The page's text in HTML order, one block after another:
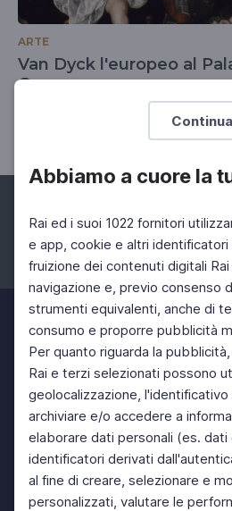
Abbiamo a cuore la
Rai ed i suoi 1022 fornitori
e app, cookie e altri
fruizione dei contenuti digitali
navigazione e, previo consenso
strumenti equivalenti, anche di
consumo e proporre pubblicità
Per quanto riguarda la
Rai e terzi selezionati possono
geolocalizzazione,
archiviare e/o accedere a
elaborare dati personali (es. dati
identificatori derivati
al fine di creare, selezionare e
personalizzati, valutare le
ARTE
Van Dyck l'europeo al
Genova
20 Mar 2026 > 19 Lug 2026
Facebook Instagram